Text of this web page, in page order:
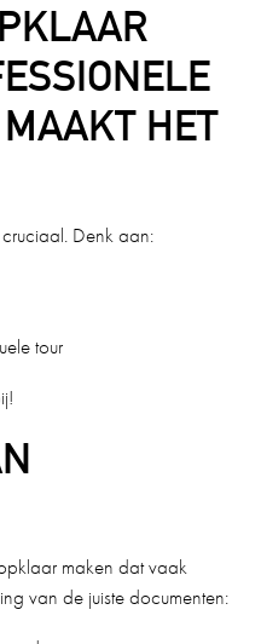
HET
Denk aan:
tour
maken dat vaak
van de juiste documenten: